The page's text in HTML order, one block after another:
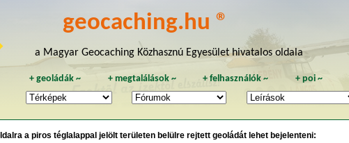
geocaching.hu ®
a Magyar Geocaching Közhasznú Egyesület hivatalos oldala
+geoládák ~ + megtalálások~ +felhasználók ~ + poi~
a piros téglalappal jelölt területen belülre rejtett geoládát lehet bejelenteni: